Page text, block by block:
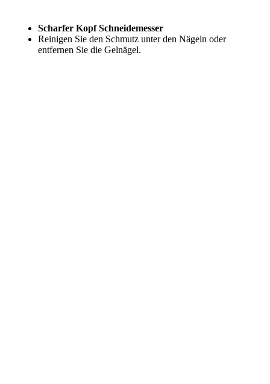
Scharfer Kopf Schneidemesser
Reinigen Sie den Schmutz unter den Nägeln oder
entfernen Sie die Gelnägel.